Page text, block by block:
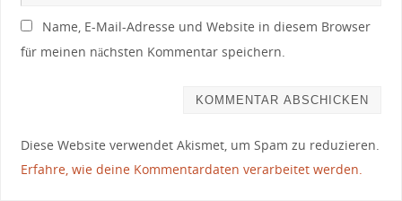
Name, E-Mail-Adresse und Website in diesem Browser
für meinen nächsten Kommentar speichern.
Diese Website verwendet Akismet, um Spam zu reduzieren.
Erfahre, wie deine Kommentardaten verarbeitet werden.